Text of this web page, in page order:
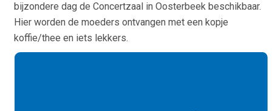
bijzondere dag de Concertzaal in Oosterbeek beschikbaar.
Hier worden de moeders ontvangen met een kopje
koffie/thee en iets lekkers.